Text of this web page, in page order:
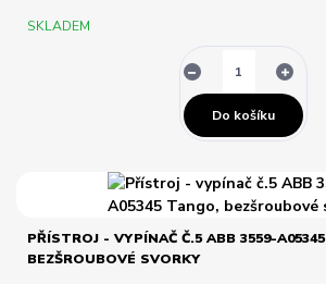
SKLADEM
Do košíku
PŘÍSTROJ - VYPÍNAČ Č.5 ABB 3559-
BEZŠROUBOVÉ SVORKY